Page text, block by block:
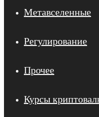
Метавселенные
Регулирование
Прочее
Курсы